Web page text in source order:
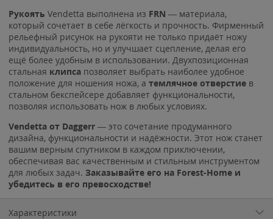
Рукоять Vendetta выполнена из FRN — материала,
который сочетает в себе лёгкость и прочность. Фирменный
рельефный рисунок на рукояти не только придаёт ножу
индивидуальность, но и улучшает сцепление, делая его
ещё более удобным в использовании. Двухпозиционная
стальная клипса позволяет выбрать наиболее удобное
положение для ношения ножа, а темлячное отверстие в
стальном бекспейсере добавляет функциональности,
позволяя использовать нож в любых условиях.
Vendetta от Daggerr — это сочетание продуманного
дизайна, функциональности и надёжности. Этот нож станет
вашим верным спутником в каждом приключении,
обеспечивая вас качественным и стильным инструментом
для любых задач. Заказывайте его на Forest-Home и
убедитесь в его превосходстве!
Характеристики